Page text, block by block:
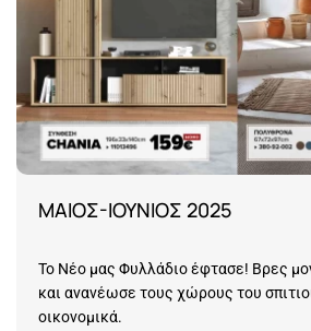
ΜΑΙΟΣ-ΙΟΥΝΙΟΣ 2025
Το Νέο μας Φυλλάδιο έφτασε! Βρες
και ανανέωσε τους χώρους του
οικονομικά.